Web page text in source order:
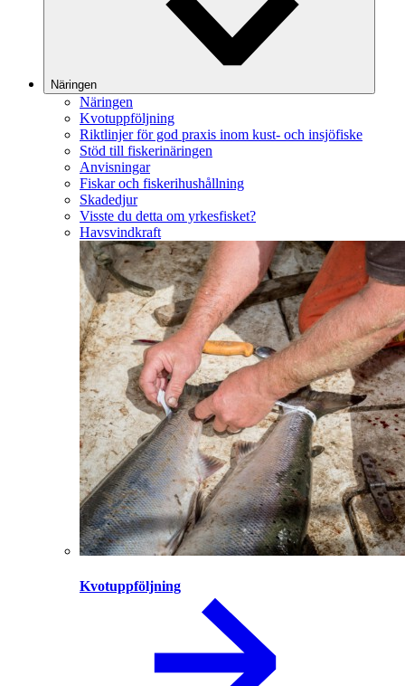
Näringen
Näringen
Kvotuppföljning
Riktlinjer för god praxis inom kust- och insjöfiske
Stöd till fiskerinäringen
Anvisningar
Fiskar och fiskerihushållning
Skadedjur
Visste du detta om yrkesfisket?
Havsvindkraft
Kvotuppföljning